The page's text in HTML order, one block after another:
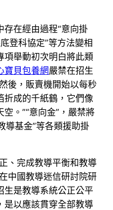
存在經由過程“意向掛
登科協定”等方法變相
項舉動初次明白將此類
寶貝包養網嚴禁在招生
後，販賣機開始以每秒
折成的千紙鶴，它們像
。”“意向金”，嚴禁將
導基金”等各類援助掛
、完成教導平衡和教導
中國教導迷信研討院研
生是教導系統公正公平
是以應該貫穿全部教導